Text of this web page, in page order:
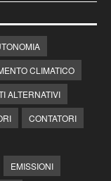
CLIMATICO
ALTERNATIVI
CONTATORI
EMISSIONI